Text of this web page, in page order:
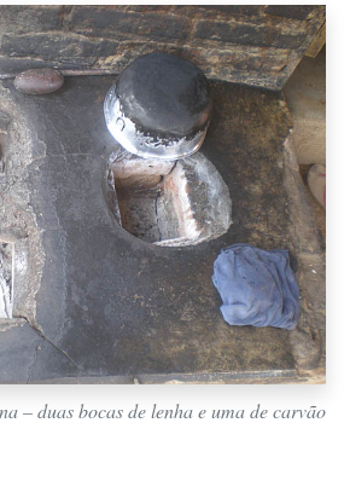
– duas bocas de lenha e uma de carvão